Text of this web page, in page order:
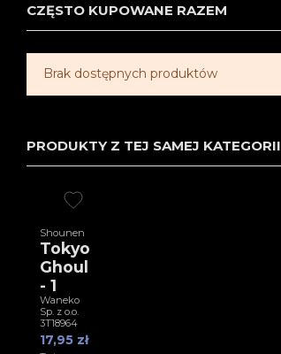
CZĘSTO KUPOWANE RAZEM
Brak dostępnych produktów
PRODUKTY Z TEJ SAMEJ KATEGORII
Shounen
Tokyo
Ghoul
- 1
Waneko
Sp. z o.o.
3T18964
17,95 zł